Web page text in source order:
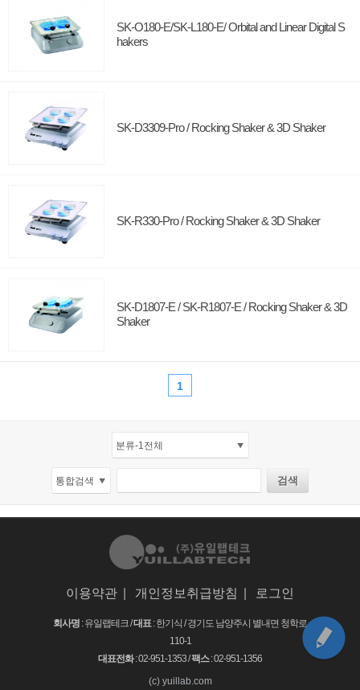
SK-O180-E/SK-L180-E/ Orbital and Linear Digital S
hakers
SK-D3309-Pro / Rocking Shaker & 3D Shaker
SK-R330-Pro / Rocking Shaker & 3D Shaker
SK-D1807-E / SK-R1807-E / Rocking Shaker & 3D
Shaker
1
이용약관 개인정보취급방침 로그인
회사명 : 유일랩테크 /대표: 한기식 /경기도 남양주시 별내면 청학로
110-1
대표전화: 02-951-1353 /팩스: 02-951-1356
(c) yuillab.com